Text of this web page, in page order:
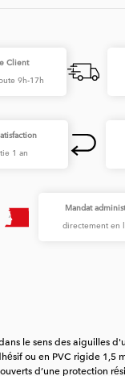
Client
9h-17h
1 an
Mandat
directement en
le sens des aiguilles
ou en PVC rigide 1,5
d’une protection